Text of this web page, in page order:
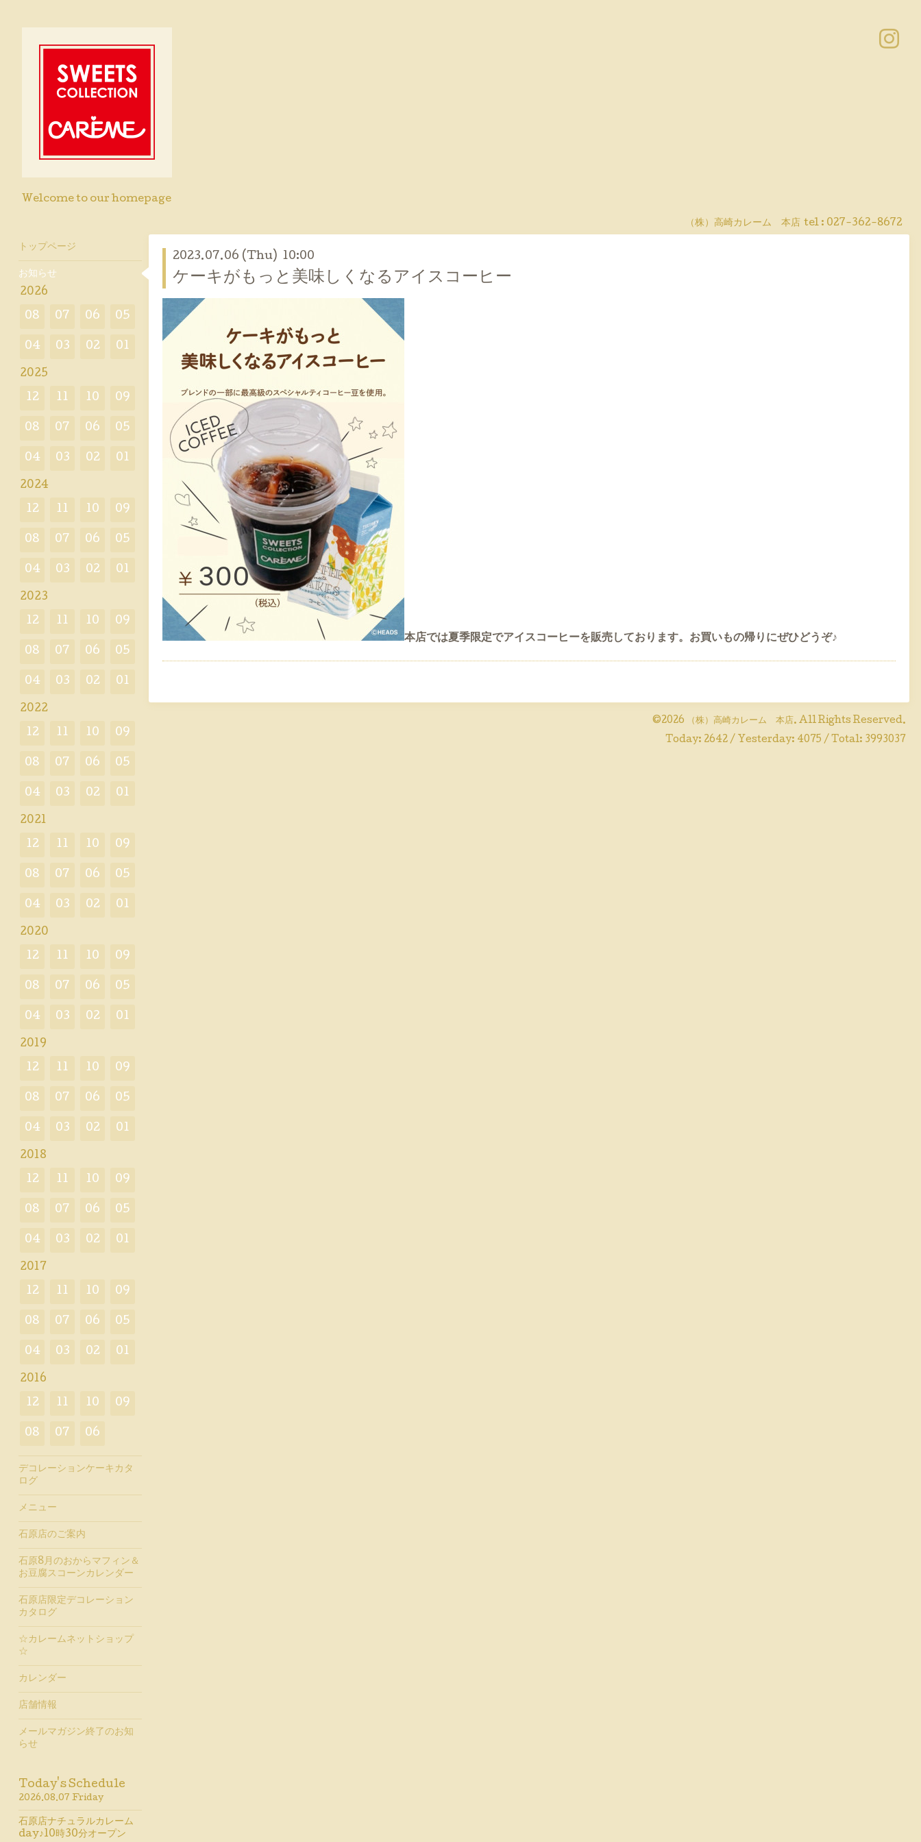
Welcome to our homepage
（株）高崎カレーム 本店 tel : 027-362-8672
2023.07.06 (Thu) 10:00
ケーキがもっと美味しくなるアイスコーヒー
本店では夏季限定でアイスコーヒーを販売しております。お買いもの帰りにぜひどうぞ♪
©2026 （株）高崎カレーム 本店. All Rights Reserved.
Today: 2642 / Yesterday: 4075 / Total: 3993037
トップページ
お知らせ
2026
08 07 06 05
04 03 02 01
2025
12 11 10 09
08 07 06 05
04 03 02 01
2024
12 11 10 09
08 07 06 05
04 03 02 01
2023
12 11 10 09
08 07 06 05
04 03 02 01
2022
12 11 10 09
08 07 06 05
04 03 02 01
2021
12 11 10 09
08 07 06 05
04 03 02 01
2020
12 11 10 09
08 07 06 05
04 03 02 01
2019
12 11 10 09
08 07 06 05
04 03 02 01
2018
12 11 10 09
08 07 06 05
04 03 02 01
2017
12 11 10 09
08 07 06 05
04 03 02 01
2016
12 11 10 09
08 07 06
デコレーションケーキカタ
ログ
メニュー
石原店のご案内
石原8月のおからマフィン＆
お豆腐スコーンカレンダー
石原店限定デコレーション
カタログ
☆カレームネットショップ
☆
カレンダー
店舗情報
メールマガジン終了のお知
らせ
Today's Schedule
2026.08.07 Friday
石原店ナチュラルカレーム
day♪10時30分オープン